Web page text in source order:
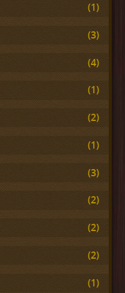
(1)
(3)
(4)
(1)
(2)
(1)
(3)
(2)
(2)
(2)
(1)